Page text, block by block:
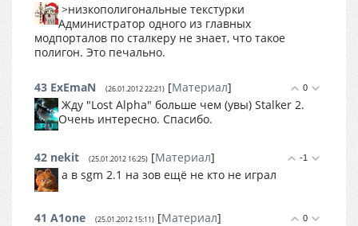
>низкополигональные текстурки
Администратор одного из главных
модпорталов по сталкеру не знает, что такое
полигон. Это печально.
0
43 ExEmaN (26.01.2012 22:21) [Материал]
Жду "Lost Alpha" больше чем (увы) Stalker 2.
Очень интересно. Спасибо.
-1
42 nekit (25.01.2012 16:25) [Материал]
а в sgm 2.1 на зов ещё не кто не играл
0
41 A1one (25.01.2012 15:11) [Материал]